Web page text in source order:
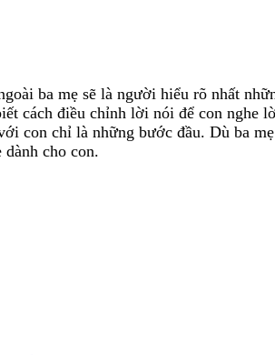
ba mẹ sẽ là người hiểu rõ nhất
cách điều chỉnh lời nói để con nghe
con chỉ là những bước đầu. Dù ba
cho con.